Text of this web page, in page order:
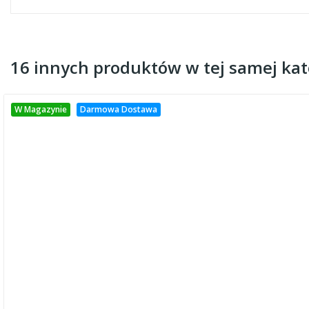
16 innych produktów w tej samej
W Magazynie Darmowa Dostawa